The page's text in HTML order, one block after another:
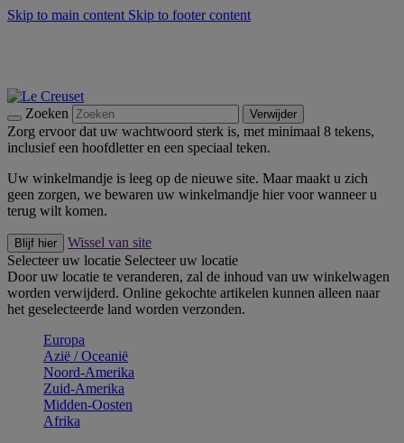
Skip to main content Skip to footer content
Zoeken Verwijder
Zorg ervoor dat uw wachtwoord sterk is, met minimaal 8 tekens,
inclusief een hoofdletter en een speciaal teken.
Uw winkelmandje is leeg op de nieuwe site. Maar maakt u zich
geen zorgen, we bewaren uw winkelmandje hier voor wanneer u
terug wilt komen.
Blijf hier
Wissel van site
Selecteer uw locatie Selecteer uw locatie
Door uw locatie te veranderen, zal de inhoud van uw winkelwagen
worden verwijderd. Online gekochte artikelen kunnen alleen naar
het geselecteerde land worden verzonden.
Europa
Aziё / Oceaniё
Noord-Amerika
Zuid-Amerika
Midden-Oosten
Afrika